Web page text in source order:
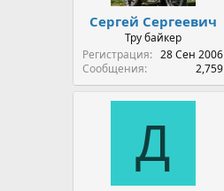
Сергей Сергеевич
Тру байкер
Регистрация
28 Сен 2006
Сообщения
2,759
Д